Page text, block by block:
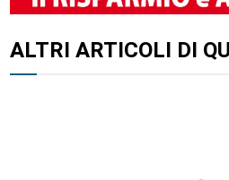
ALTRI ARTICOLI DI